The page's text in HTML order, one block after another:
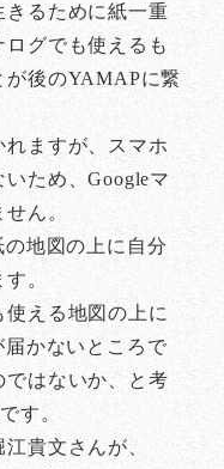
きるために紙一重
グでも使えるも
が後のYAMAPに繋
ますが、スマホ
ため、Googleマ
ん。
の地図の上に自分
。
える地図の上に
届かないところで
ではないか、と考
す。
貴文さんが、